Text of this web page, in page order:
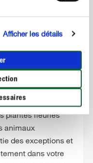
Afficher les détails
plantes fleuries
animaux
des exceptions et
dans votre